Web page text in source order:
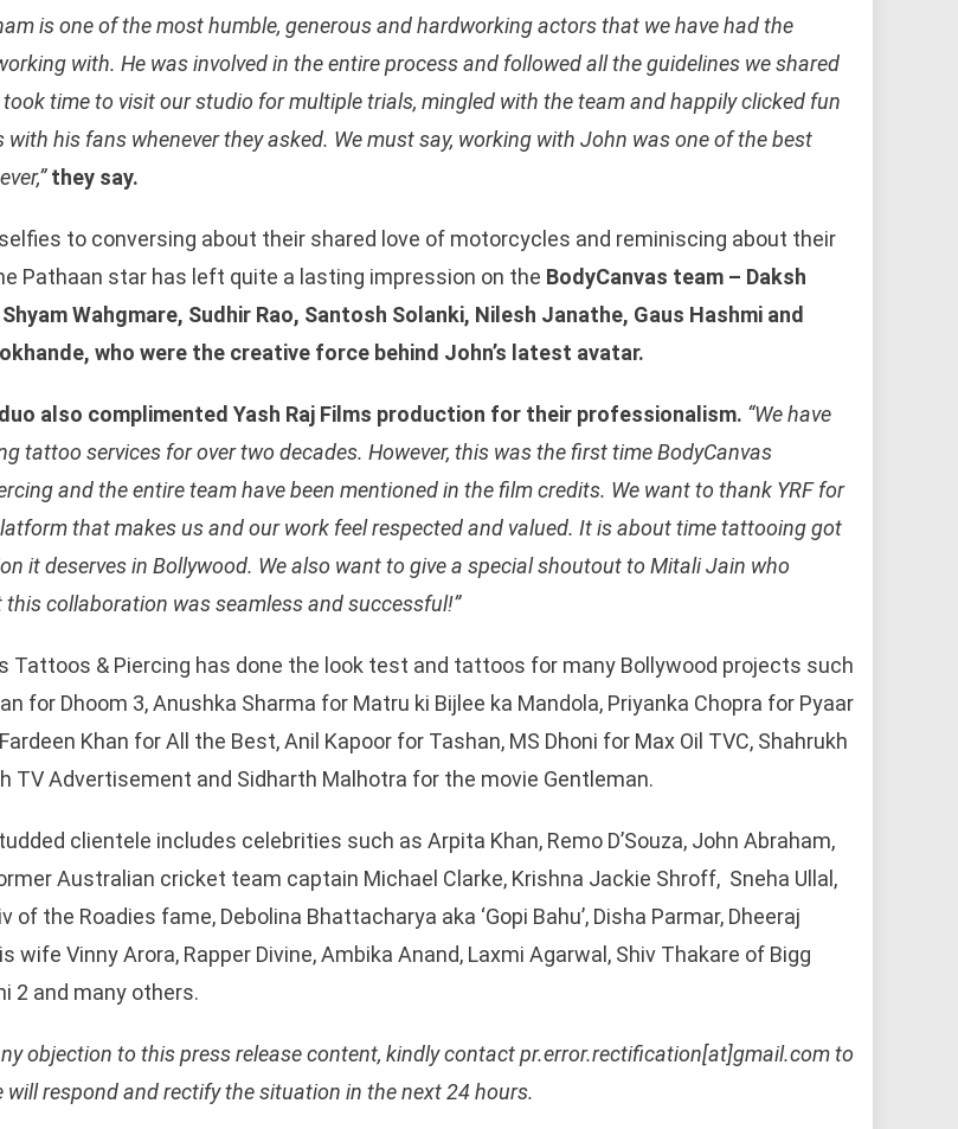
is one of the most humble, generous and hardworking actors that we have had the
with. He was involved in the entire process and followed all the guidelines we shared
time to visit our studio for multiple trials, mingled with the team and happily clicked fun
his fans whenever they asked. We must say, working with John was one of the best
they say.
to conversing about their shared love of motorcycles and reminiscing about their
Pathaan star has left quite a lasting impression on the BodyCanvas team – Daksh
Wahgmare, Sudhir Rao, Santosh Solanki, Nilesh Janathe, Gaus Hashmi and
who were the creative force behind John’s latest avatar.
also complimented Yash Raj Films production for their professionalism. “We have
tattoo services for over two decades. However, this was the first time BodyCanvas
and the entire team have been mentioned in the film credits. We want to thank YRF for
that makes us and our work feel respected and valued. It is about time tattooing got
it deserves in Bollywood. We also want to give a special shoutout to Mitali Jain who
this collaboration was seamless and successful!”
Tattoos & Piercing has done the look test and tattoos for many Bollywood projects such
for Dhoom 3, Anushka Sharma for Matru ki Bijlee ka Mandola, Priyanka Chopra for Pyaar
Khan for All the Best, Anil Kapoor for Tashan, MS Dhoni for Max Oil TVC, Shahrukh
TV Advertisement and Sidharth Malhotra for the movie Gentleman.
clientele includes celebrities such as Arpita Khan, Remo D’Souza, John Abraham,
Australian cricket team captain Michael Clarke, Krishna Jackie Shroff, Sneha Ullal,
of the Roadies fame, Debolina Bhattacharya aka ‘Gopi Bahu’, Disha Parmar, Dheeraj
wife Vinny Arora, Rapper Divine, Ambika Anand, Laxmi Agarwal, Shiv Thakare of Bigg
2 and many others.
objection to this press release content, kindly contact pr.error.rectification[at]gmail.com to
will respond and rectify the situation in the next 24 hours.